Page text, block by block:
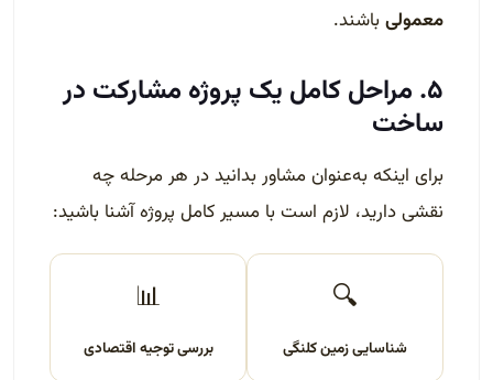
معمولیباشند.
۵. مراحل کامل یک پروژه مشارکت در
ساخت
برای اینکه به‌عنوان مشاور بدانید در هر مرحله چه
نقشی دارید، لازم است با مسیر کامل پروژه آشنا باشید:
🔍
شناسایی زمین کلنگی
📊
بررسی توجیه اقتصادی